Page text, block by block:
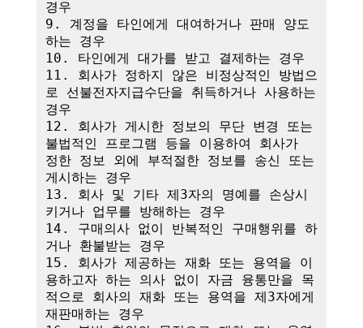
경우
9. 계정을 타인에게 대여하거나 판매 양도
하는 경우
10. 타인에게 대가를 받고 결제하는 경우
11. 회사가 정하지 않은 비정상적인 방법으
로 선불전자지급수단을 취득하거나 사용하는
경우
12. 회사가 게시한 정보의 무단 변경 또는
불법적인 프로그램 등을 이용하여 회사가
정한 정보 외에 부적절한 정보를 송신 또는
게시하는 경우
13. 회사 및 기타 제3자의 명예를 손상시
키거나 업무를 방해하는 경우
14. 구매의사 없이 반복적인 구매행위를 하
거나 환불받는 경우
15. 회사가 제공하는 재화 또는 용역을 이
용하고자 하는 의사 없이 자금 융통만을 목
적으로 회사의 재화 또는 용역을 제3자에게
재판매하는 경우